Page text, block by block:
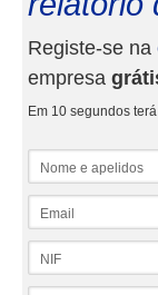
Registe-se na
empresa
Em 10 segundos